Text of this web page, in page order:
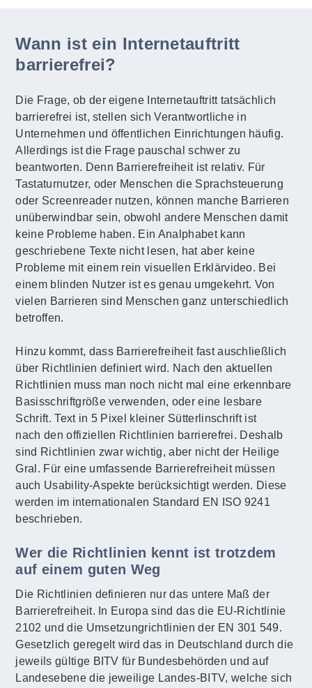
Wann ist ein Internetauftritt
barrierefrei?
Die Frage, ob der eigene Internetauftritt tatsächlich
barrierefrei ist, stellen sich Verantwortliche in
Unternehmen und öffentlichen Einrichtungen häufig.
Allerdings ist die Frage pauschal schwer zu
beantworten. Denn Barrierefreiheit ist relativ. Für
Tastaturnutzer, oder Menschen die Sprachsteuerung
oder Screenreader nutzen, können manche Barrieren
unüberwindbar sein, obwohl andere Menschen damit
keine Probleme haben. Ein Analphabet kann
geschriebene Texte nicht lesen, hat aber keine
Probleme mit einem rein visuellen Erklärvideo. Bei
einem blinden Nutzer ist es genau umgekehrt. Von
vielen Barrieren sind Menschen ganz unterschiedlich
betroffen.
Hinzu kommt, dass Barrierefreiheit fast auschließlich
über Richtlinien definiert wird. Nach den aktuellen
Richtlinien muss man noch nicht mal eine erkennbare
Basisschriftgröße verwenden, oder eine lesbare
Schrift. Text in 5 Pixel kleiner Sütterlinschrift ist
nach den offiziellen Richtlinien barrierefrei. Deshalb
sind Richtlinien zwar wichtig, aber nicht der Heilige
Gral. Für eine umfassende Barrierefreiheit müssen
auch Usability-Aspekte berücksichtigt werden. Diese
werden im internationalen Standard EN ISO 9241
beschrieben.
Wer die Richtlinien kennt ist trotzdem
auf einem guten Weg
Die Richtlinien definieren nur das untere Maß der
Barrierefreiheit. In Europa sind das die EU-Richtlinie
2102 und die Umsetzungrichtlinien der EN 301 549.
Gesetzlich geregelt wird das in Deutschland durch die
jeweils gültige BITV für Bundesbehörden und auf
Landesebene die jeweilige Landes-BITV, welche sich